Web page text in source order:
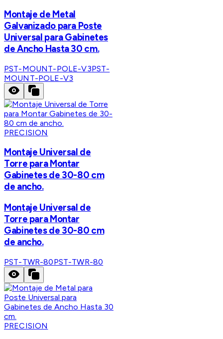
Montaje de Metal
Galvanizado para Poste
Universal para Gabinetes
de Ancho Hasta 30 cm.
PST-MOUNT-POLE-V3PST-
MOUNT-POLE-V3
PRECISION
Montaje Universal de
Torre para Montar
Gabinetes de 30-80 cm
de ancho.
Montaje Universal de
Torre para Montar
Gabinetes de 30-80 cm
de ancho.
PST-TWR-80PST-TWR-80
PRECISION